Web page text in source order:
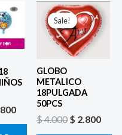
El
Sale!
Sale!
GLOBO
METALICO
18PULGADA
50PCS
$4.000
El
precio
original
era:
$ 4.000.
$ 2.800
El